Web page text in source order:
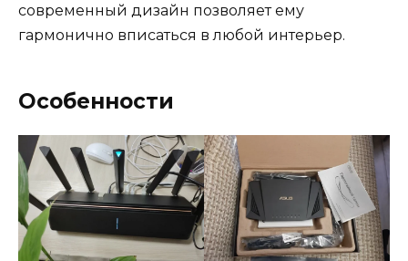
современный дизайн позволяет ему
гармонично вписаться в любой интерьер.
Особенности